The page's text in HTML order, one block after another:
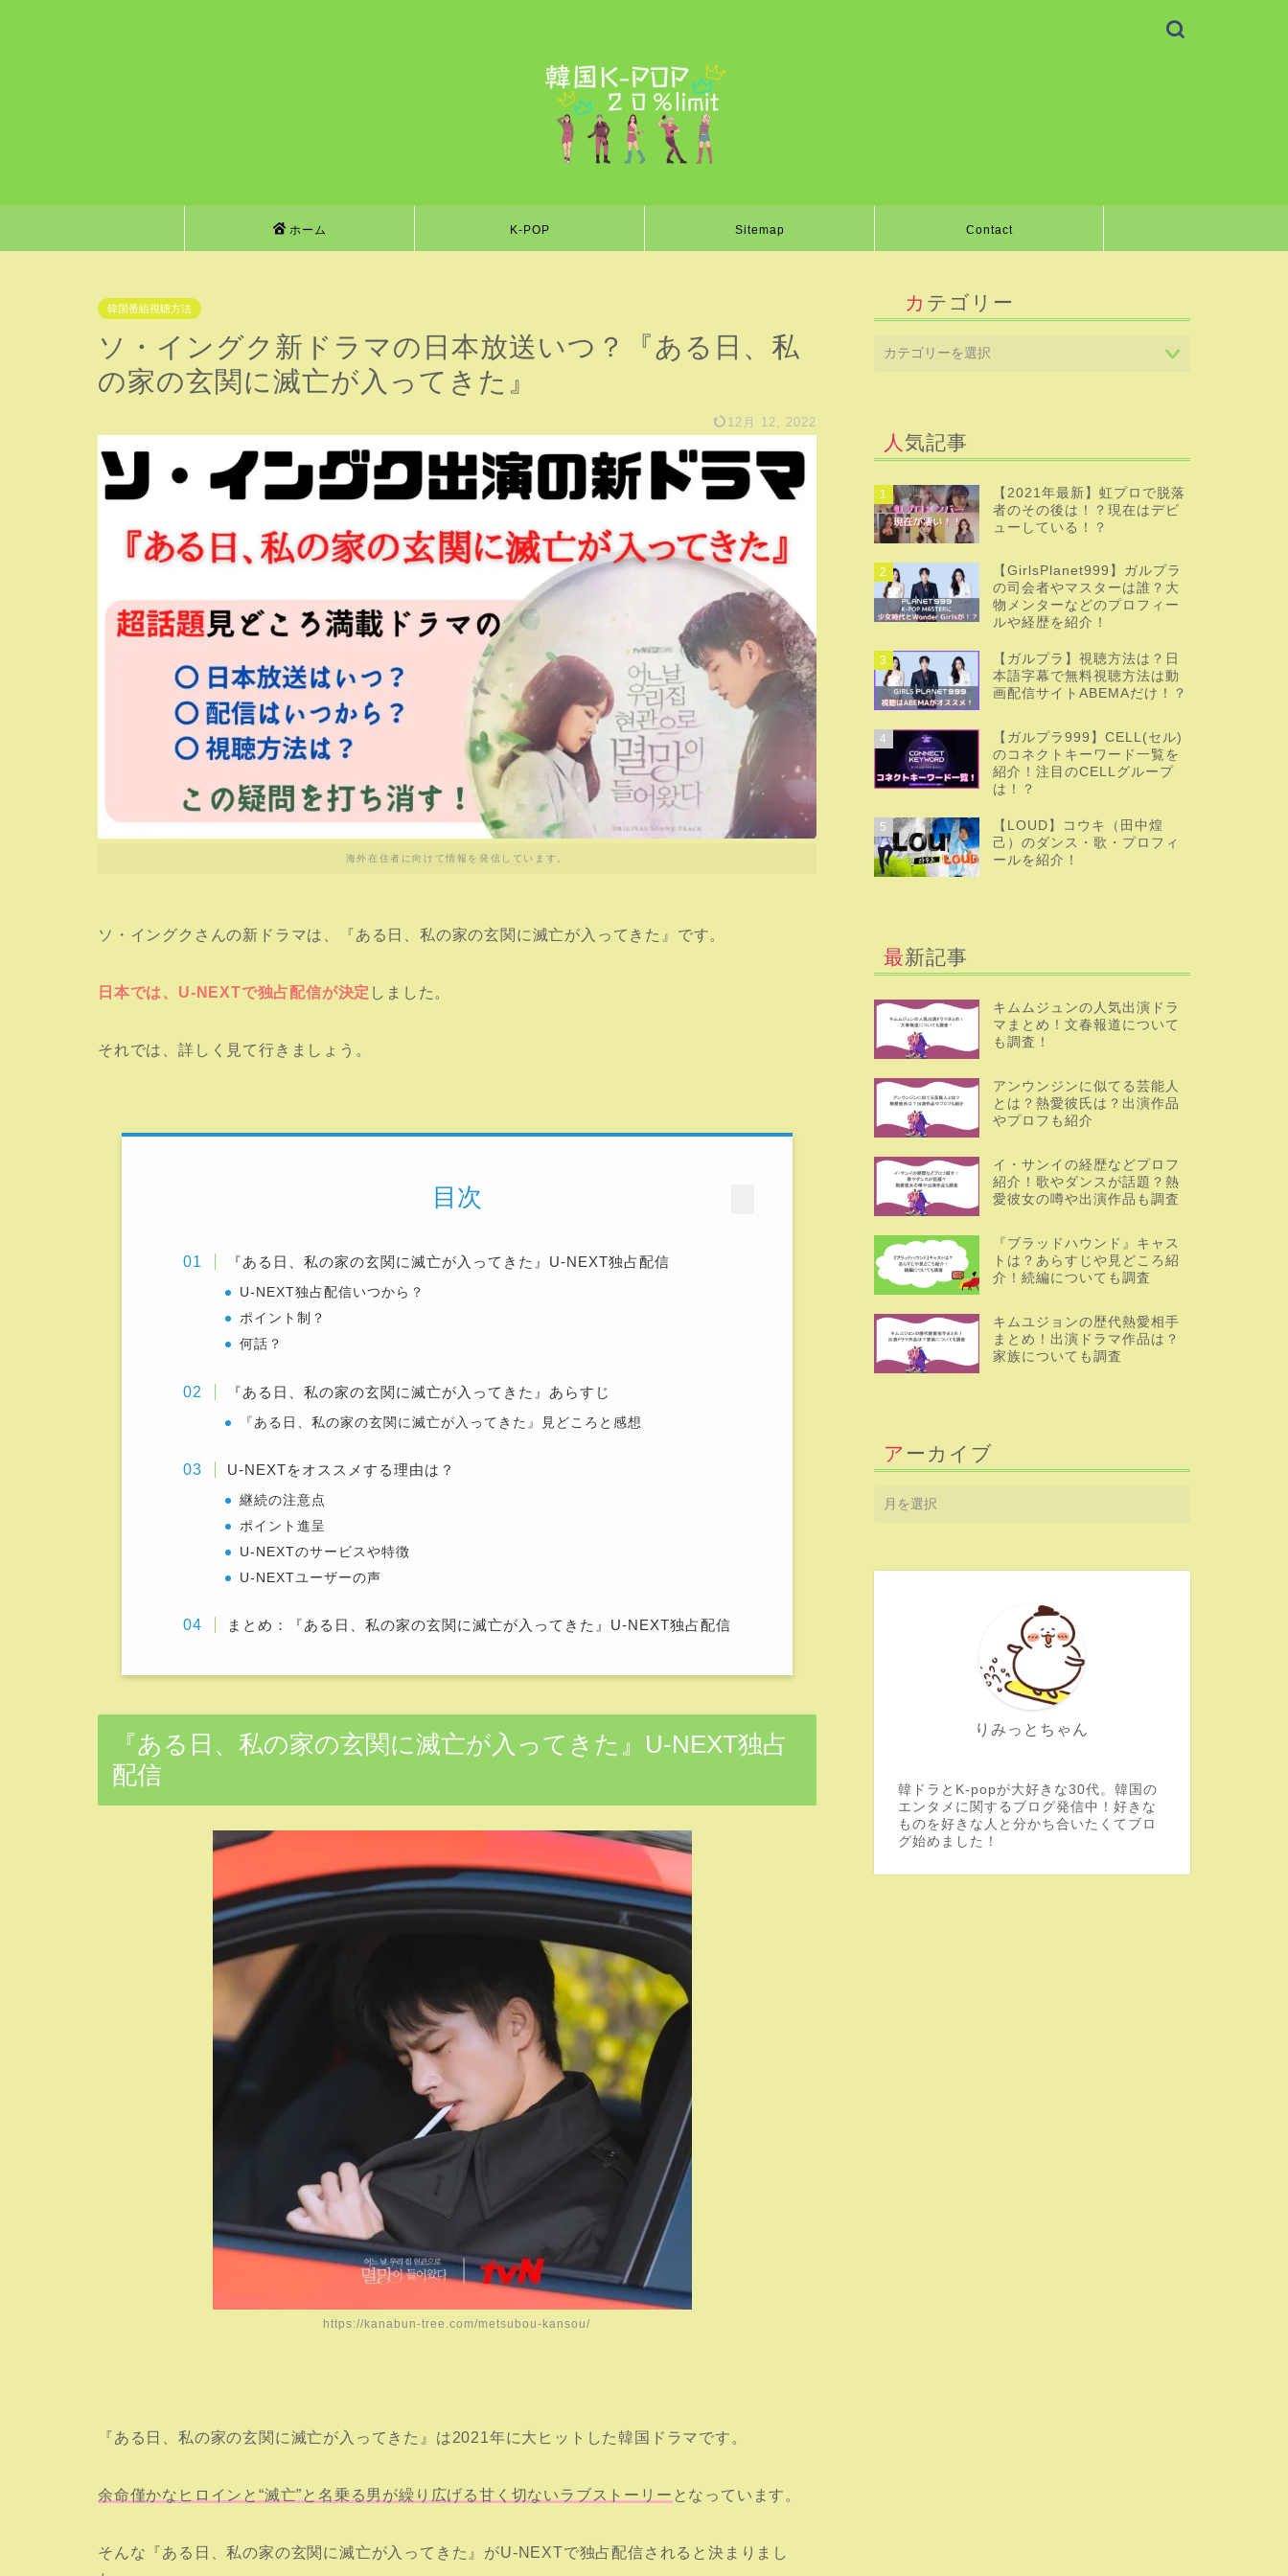
ホーム K-POP Sitemap Contact
韓国番組視聴方法
ソ・イングク新ドラマの日本放送いつ？『ある日、私
の家の玄関に滅亡が入ってきた』
12月 12, 2022
海外在住者に向けて情報を発信しています。
ソ・イングクさんの新ドラマは、『ある日、私の家の玄関に滅亡が入ってきた』です。
日本では、U-NEXTで独占配信が決定 しました。
それでは、詳しく見て行きましょう。
目次
『ある日、私の家の玄関に滅亡が入ってきた』U-NEXT独占配信
U-NEXT独占配信いつから？
ポイント制？
何話？
『ある日、私の家の玄関に滅亡が入ってきた』あらすじ
『ある日、私の家の玄関に滅亡が入ってきた』見どころと感想
U-NEXTをオススメする理由は？
継続の注意点
ポイント進呈
U-NEXTのサービスや特徴
U-NEXTユーザーの声
まとめ：『ある日、私の家の玄関に滅亡が入ってきた』U-NEXT独占配信
『ある日、私の家の玄関に滅亡が入ってきた』U-NEXT独占
配信
https://kanabun-tree.com/metsubou-kansou/
『ある日、私の家の玄関に滅亡が入ってきた』は2021年に大ヒットした韓国ドラマです。
余命僅かなヒロインと“滅亡”と名乗る男が繰り広げる甘く切ないラブストーリー となっています。
そんな『ある日、私の家の玄関に滅亡が入ってきた』がU-NEXTで独占配信されると決まりまし
カテゴリー
人気記事
1
【2021年最新】虹プロで脱落
者のその後は！？現在はデビ
ューしている！？
2
【GirlsPlanet999】ガルプラ
の司会者やマスターは誰？大
物メンターなどのプロフィー
ルや経歴を紹介！
3
【ガルプラ】視聴方法は？日
本語字幕で無料視聴方法は動
画配信サイトABEMAだけ！？
4
【ガルプラ999】CELL(セル)
のコネクトキーワード一覧を
紹介！注目のCELLグループ
は！？
5
【LOUD】コウキ（田中煌
己）のダンス・歌・プロフィ
ールを紹介！
最新記事
キムムジュンの人気出演ドラ
マまとめ！文春報道について
も調査！
アンウンジンに似てる芸能人
とは？熱愛彼氏は？出演作品
やプロフも紹介
イ・サンイの経歴などプロフ
紹介！歌やダンスが話題？熱
愛彼女の噂や出演作品も調査
『ブラッドハウンド』キャス
トは？あらすじや見どころ紹
介！続編についても調査
キムユジョンの歴代熱愛相手
まとめ！出演ドラマ作品は？
家族についても調査
アーカイブ
りみっとちゃん
韓ドラとK-popが大好きな30代。韓国の
エンタメに関するブログ発信中！好きな
ものを好きな人と分かち合いたくてブロ
グ始めました！